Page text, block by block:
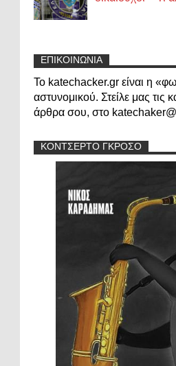
ΕΠΙΚΟΙΝΩΝΙΑ
Το katechacker.gr είναι η
αστυνομικού. Στείλε μας τις
άρθρα σου, στο
ΚΟΝΤΣΕΡΤΟ ΓΚΡΟΣΟ